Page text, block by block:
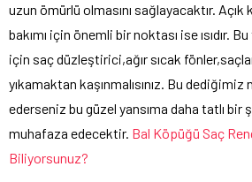
uzun ömürlü olmasını sağlayacaktır.
bakımı için önemli bir noktası ise ısıdır. Bu
için saç düzleştirici,ağır sıcak
yıkamaktan kaşınmalısınız. Bu
ederseniz bu güzel yansıma daha tatlı bir
muhafaza edecektir. Bal Köpüğü Saç
Biliyorsunuz?